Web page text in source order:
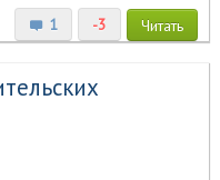
1 -3 Читать